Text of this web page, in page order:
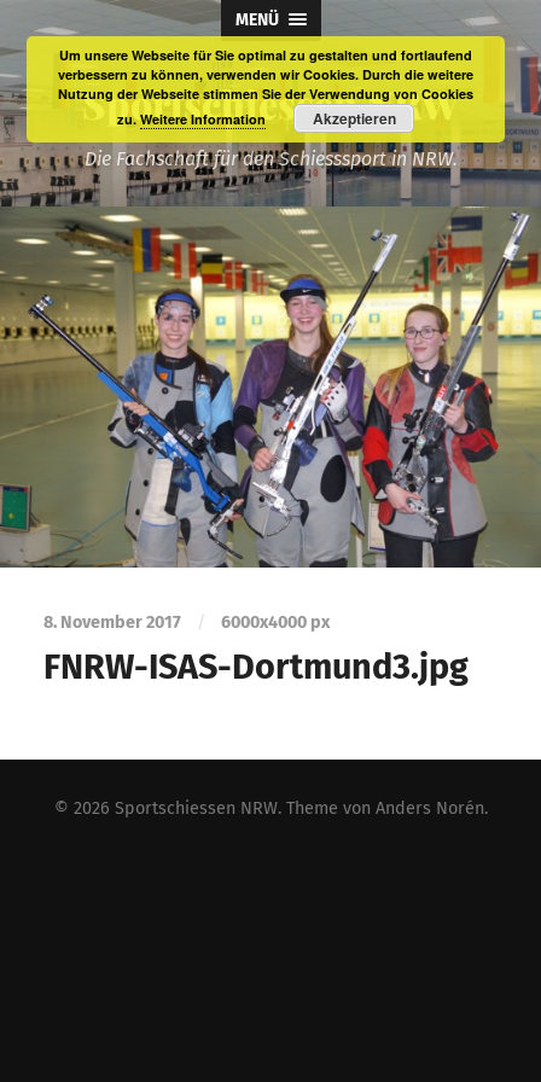
MENÜ
Sportschiessen NRW
Die Fachschaft für den Schiesssport in NRW.
8. November 2017 / 6000x4000 px
FNRW-ISAS-Dortmund3.jpg
© 2026 Sportschiessen NRW. Theme von Anders Norén.
Um unsere Webseite für Sie optimal zu gestalten und fortlaufend
verbessern zu können, verwenden wir Cookies. Durch die weitere
Nutzung der Webseite stimmen Sie der Verwendung von Cookies
zu.Weitere Information Akzeptieren